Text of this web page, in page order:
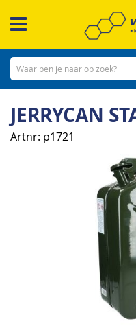
naar
inhoud
JERRYCAN
Artnr p1721